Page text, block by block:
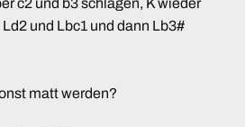
und Lbc1 und dann Lb3#
matt werden?